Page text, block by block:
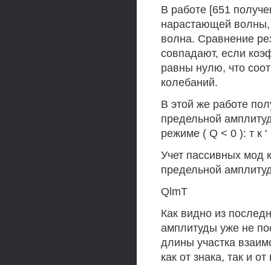
В работе [651
нарастающей
волна. Сравнение
совпадают, если
равны нулю, что
колебаний.
В этой же работе
предельной
режиме ( Q < 0 ): т к '
Учет пассивных мод
предельной
QlmТ
Как видно из
амплитуды уже не
длины участка
как от знака, так и